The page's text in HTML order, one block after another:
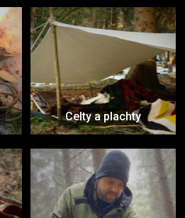
Celty a plachty